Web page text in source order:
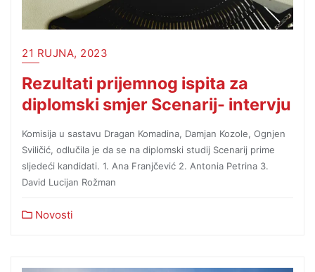
21 RUJNA, 2023
Rezultati prijemnog ispita za
diplomski smjer Scenarij- intervju
Komisija u sastavu Dragan Komadina, Damjan Kozole, Ognjen
Sviličić, odlučila je da se na diplomski studij Scenarij prime
sljedeći kandidati. 1. Ana Franjčević 2. Antonia Petrina 3.
David Lucijan Rožman
Novosti